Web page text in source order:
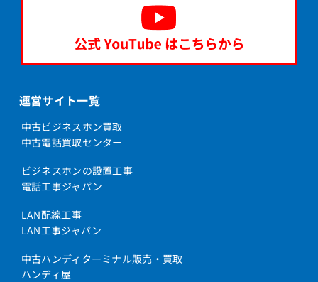
運営サイト一覧
中古ビジネスホン買取
中古電話買取センター
ビジネスホンの設置工事
電話工事ジャパン
LAN配線工事
LAN工事ジャパン
中古ハンディターミナル販売・買取
ハンディ屋